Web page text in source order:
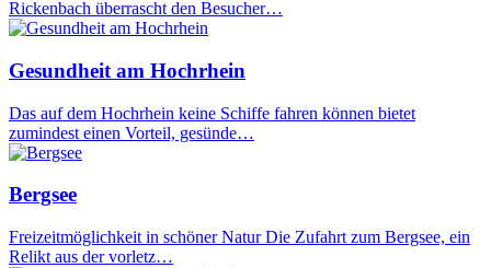
Rickenbach überrascht den Besucher…
Gesundheit am Hochrhein
Das auf dem Hochrhein keine Schiffe fahren können bietet
zumindest einen Vorteil, gesünde…
Bergsee
Freizeitmöglichkeit in schöner Natur Die Zufahrt zum Bergsee, ein
Relikt aus der vorletz…